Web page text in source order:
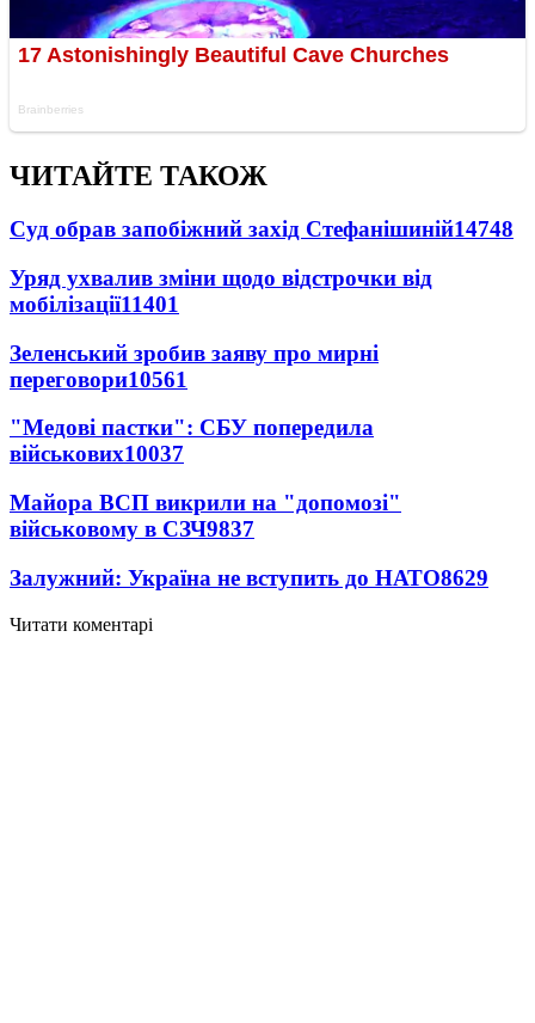
ЧИТАЙТЕ ТАКОЖ
Суд обрав запобіжний захід Стефанішиній14748
Уряд ухвалив зміни щодо відстрочки від
мобілізації11401
Зеленський зробив заяву про мирні
переговори10561
"Медові пастки": СБУ попередила
військових10037
Майора ВСП викрили на "допомозі"
військовому в СЗЧ9837
Залужний: Україна не вступить до НАТО8629
Читати коментарі